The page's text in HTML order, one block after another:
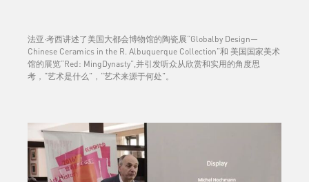
法亚·考西讲述了美国大都会博物馆的陶瓷展“Globalby Design—
Chinese Ceramics in the R. Albuquerque Collection”和 美国国家美术
馆的展览“Red: MingDynasty”,并引发听众从欣赏和实用的角度思
考，“艺术是什么”，“艺术来源于何处”。